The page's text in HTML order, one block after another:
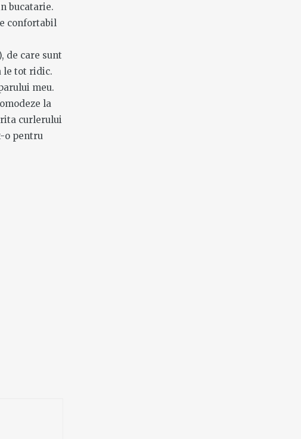
bucatarie.
confortabil
de care sunt
le tot ridic.
meu.
la
curlerului
o pentru